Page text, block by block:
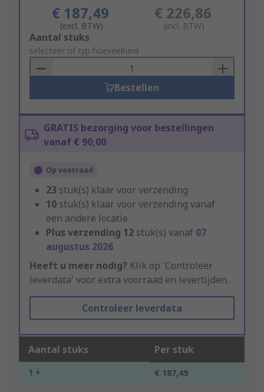
€ 187,49
(excl. BTW)
€ 226,86
(incl. BTW)
Add
to
Basket
Aantal stuks
selecteer of typ hoeveelheid
Bestellen
GRATIS bezorging voor bestellingen
vanaf € 90,00
Op voorraad
23 stuk(s) klaar voor verzending
10 stuk(s) klaar voor verzending vanaf
een andere locatie
Plus verzending 12 stuk(s) vanaf 07
augustus 2026
Heeft u meer nodig? Klik op 'Controleer
leverdata' voor extra voorraad en levertijden.
Controleer leverdata
Aantal stuks Per stuk
1 + € 187,49